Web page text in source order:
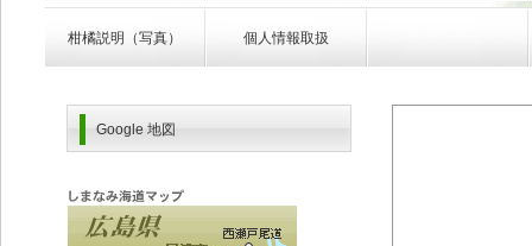
柑橘説明（写真） 個人情報取扱
Google 地図